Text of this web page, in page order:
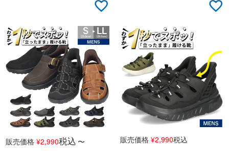
販売価格 ¥2,990税込 〜 販売価格 ¥2,990税込